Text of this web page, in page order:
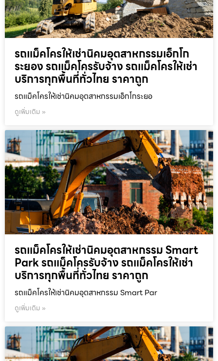
รถแม็คโครให้เช่านิคมอุตสาหกรรมเอ็กโก
ระยอง รถแม็คโครรับจ้าง รถแม็คโครให้เช่า
บริการทุกพื้นที่ทั่วไทย ราคาถูก
รถแม็คโครให้เช่านิคมอุตสาหกรรมเอ็กโกระยอ
ดูเพิ่มเติม »
รถแม็คโครให้เช่านิคมอุตสาหกรรม Smart
Park รถแม็คโครรับจ้าง รถแม็คโครให้เช่า
บริการทุกพื้นที่ทั่วไทย ราคาถูก
รถแม็คโครให้เช่านิคมอุตสาหกรรม Smart Par
ดูเพิ่มเติม »